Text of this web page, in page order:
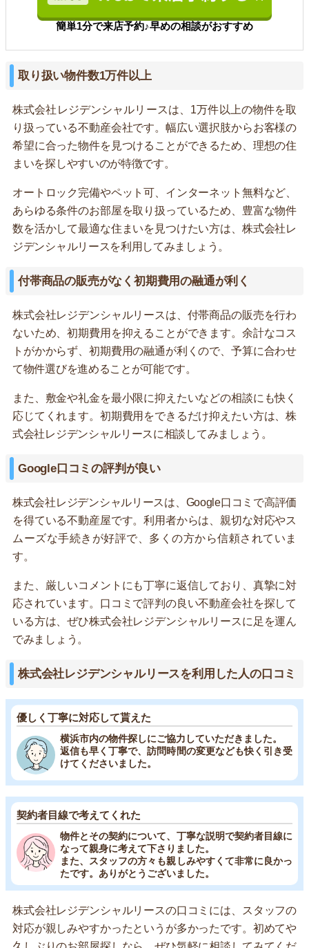
簡単1分で来店予約♪早めの相談がおすすめ
取り扱い物件数1万件以上
株式会社レジデンシャルリースは、1万件以上の物件を取
り扱っている不動産会社です。幅広い選択肢からお客様の
希望に合った物件を見つけることができるため、理想の住
まいを探しやすいのが特徴です。
オートロック完備やペット可、インターネット無料など、
あらゆる条件のお部屋を取り扱っているため、豊富な物件
数を活かして最適な住まいを見つけたい方は、株式会社レ
ジデンシャルリースを利用してみましょう。
付帯商品の販売がなく初期費用の融通が利く
株式会社レジデンシャルリースは、付帯商品の販売を行わ
ないため、初期費用を抑えることができます。余計なコス
トがかからず、初期費用の融通が利くので、予算に合わせ
て物件選びを進めることが可能です。
また、敷金や礼金を最小限に抑えたいなどの相談にも快く
応じてくれます。初期費用をできるだけ抑えたい方は、株
式会社レジデンシャルリースに相談してみましょう。
Google口コミの評判が良い
株式会社レジデンシャルリースは、Google口コミで高評価
を得ている不動産屋です。利用者からは、親切な対応やス
ムーズな手続きが好評で、多くの方から信頼されていま
す。
また、厳しいコメントにも丁寧に返信しており、真摯に対
応されています。口コミで評判の良い不動産会社を探して
いる方は、ぜひ株式会社レジデンシャルリースに足を運ん
でみましょう。
株式会社レジデンシャルリースを利用した人の口コミ
優しく丁寧に対応して貰えた
横浜市内の物件探しにご協力していただきました。
返信も早く丁寧で、訪問時間の変更なども快く引き受
けてくださいました。
契約者目線で考えてくれた
物件とその契約について、丁寧な説明で契約者目線に
なって親身に考えて下さりました。
また、スタッフの方々も親しみやすくて非常に良かっ
たです。ありがとうございました。
株式会社レジデンシャルリースの口コミには、スタッフの
対応が親しみやすかったというが多かったです。初めてや